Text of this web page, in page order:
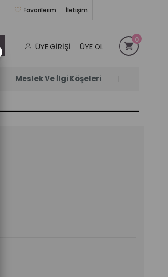
İletişim
Favorilerim
ÜYE GIRIŞI ÜYE OL
0
Meslek Ve İlgi Köşeleri